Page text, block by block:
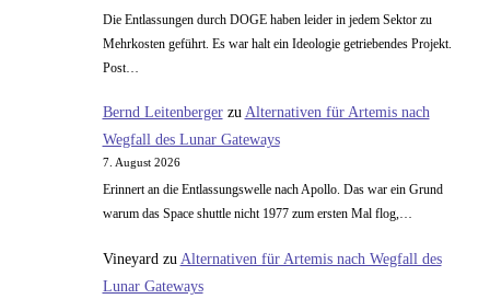
Die Entlassungen durch DOGE haben leider in jedem Sektor zu
Mehrkosten geführt. Es war halt ein Ideologie getriebendes Projekt.
Post…
Bernd Leitenbergerzu Alternativen für Artemis nach
Wegfall des Lunar Gateways
7. August 2026
Erinnert an die Entlassungswelle nach Apollo. Das war ein Grund
warum das Space shuttle nicht 1977 zum ersten Mal flog,…
Vineyard zu Alternativen für Artemis nach Wegfall des
Lunar Gateways